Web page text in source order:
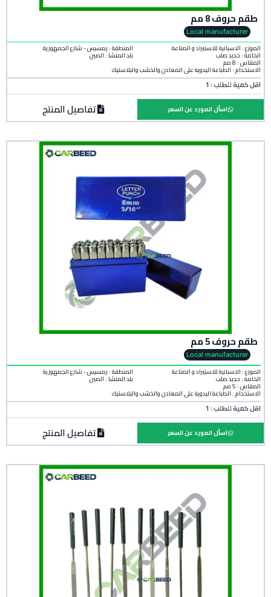
طقم حروف 8 مم
Local manufacturer
الموزع : الاسبانية للاستيراد و الصناعة
الخامة : حديد صلب
المنطقة : رمسيس - شارع الجمهورية
بلد المنشأ :الصين
المقاس : 8 مم
الاستخدام : الطباعة اليدوية على المعادن والخشب والبلاستيك
اقل كمية للطلب : 1
تفاصيل المنتج اسأل المورد عن السعر
طقم حروف 5 مم
Local manufacturer
الموزع : الاسبانية للاستيراد و الصناعة
الخامة : حديد صلب
المنطقة : رمسيس - شارع الجمهورية
بلد المنشأ :الصين
المقاس : 5 مم
الاستخدام : الطباعة اليدوية على المعادن والخشب والبلاستيك
اقل كمية للطلب : 1
تفاصيل المنتج اسأل المورد عن السعر